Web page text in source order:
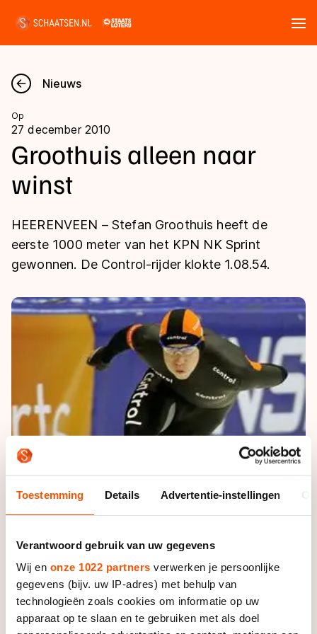
Toestemming Details Advertentie-instellingen
Verantwoord gebruik van uw gegevens
Wij en onze 1022 partners verwerken je persoonlijke
gegevens (bijv. uw IP-adres) met behulp van
technologieën zoals cookies om informatie op uw
apparaat op te slaan en te gebruiken met als doel
Nieuws
Kalender
Disciplines
Langebaan
Shorttrack
Kunstschaatsen
Uitslagen
Langebaan
Marathon
Kunstschaatsen
Tijden & historie
Ranglijsten Langebaan
Persoonlijke records & tijden
Historie & statistiek
De weg op
Inschrijven wedstrijden
Algemene Nederlandse Schaatstijd
Deze zomer de weg op
Waar kan ik schaatsen en skaten?
Schaatsfans
Alles voor jou als schaatsfan
Evenementen
Tickets
Livestreams
Word schaatsfan!
Olympische Spelen
Olympische Spelen
Medaillespiegel
Van Jong tot Goud verhalen
Nieuws
Op
27 december 2010
Groothuis alleen naar
winst
HEERENVEEN – Stefan Groothuis heeft de
eerste 1000 meter van het KPN NK Sprint
gewonnen. De Control-rijder klokte 1.08.54.
Stefan Groothuis